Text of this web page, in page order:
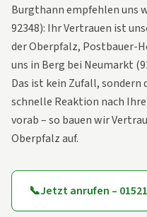
Burgthann empfehlen uns
92348): Ihr Vertrauen ist
der Oberpfalz, Postbauer-
uns in Berg bei Neumarkt
Das ist kein Zufall, sondern
schnelle Reaktion nach
vorab – so bauen wir
Oberpfalz auf.
📞Jetzt anrufen –